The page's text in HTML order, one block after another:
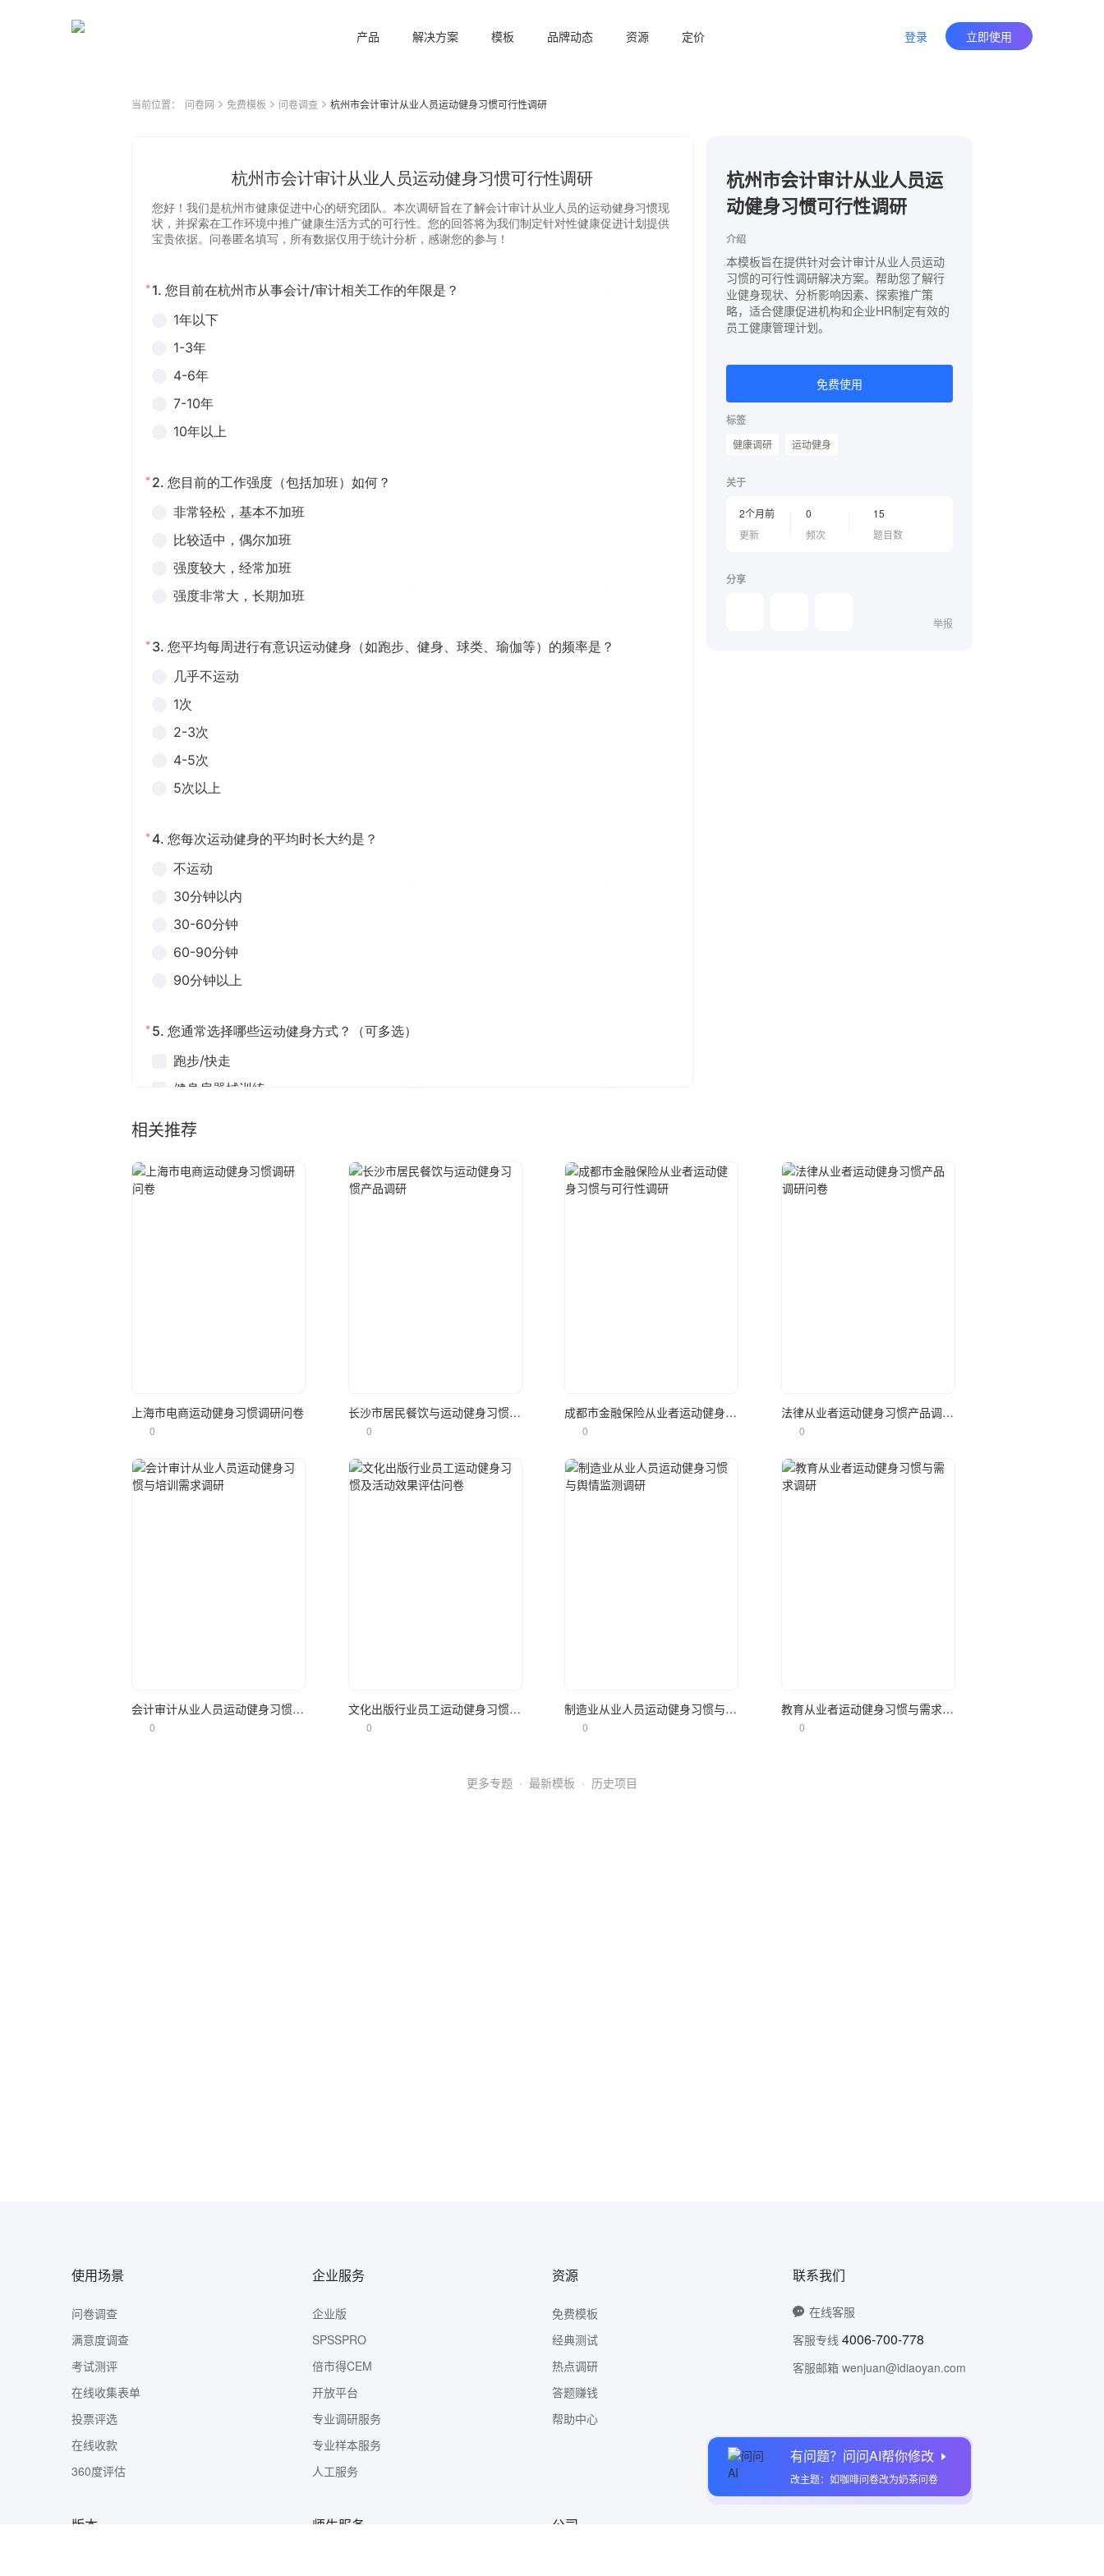
产品 解决方案 模板 品牌动态 资源 定价 登录 立即使用
当前位置： 问卷网 免费模板 问卷调查 杭州市会计审计从业人员运动健身习惯可行性调研
杭州市会计审计从业人员运
动健身习惯可行性调研
介绍
本模板旨在提供针对会计审计从业人员运动
习惯的可行性调研解决方案。帮助您了解行
业健身现状、分析影响因素、探索推广策
略，适合健康促进机构和企业HR制定有效的
员工健康管理计划。
免费使用
标签
健康调研 运动健身
关于
2个月前
更新
0
频次
15
题目数
分享
举报
有问题？问问AI帮你修改
改主题：如咖啡问卷改为奶茶问卷
相关推荐
上海市电商运动健身习惯调研问卷
0
长沙市居民餐饮与运动健身习惯产品调研
0
成都市金融保险从业者运动健身习惯与可行性调研
0
法律从业者运动健身习惯产品调研问卷
0
会计审计从业人员运动健身习惯与培训需求调研
0
文化出版行业员工运动健身习惯及活动效果评估问卷
0
制造业从业人员运动健身习惯与舆情监测调研
0
教育从业者运动健身习惯与需求调研
0
更多专题 · 最新模板 · 历史项目
使用场景
问卷调查
满意度调查
考试测评
在线收集表单
投票评选
在线收款
360度评估
企业服务
企业版
SPSSPRO
倍市得CEM
开放平台
专业调研服务
专业样本服务
人工服务
资源
免费模板
经典测试
热点调研
答题赚钱
帮助中心
联系我们
在线客服
客服专线 4006-700-778
客服邮箱 wenjuan@idiaoyan.com
问卷网公众号
版本 师生服务 公司